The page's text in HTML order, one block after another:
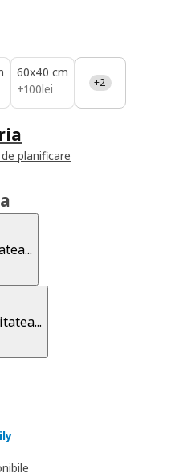
60x40 cm
+100lei
100lei +2
planificare